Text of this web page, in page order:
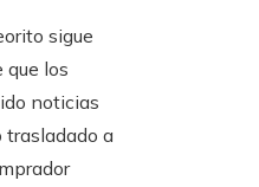
sigue
que los
noticias
trasladado a